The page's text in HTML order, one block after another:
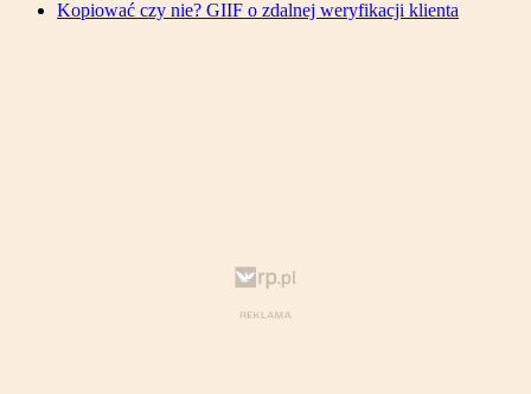
Kopiować czy nie? GIIF o zdalnej weryfikacji klienta